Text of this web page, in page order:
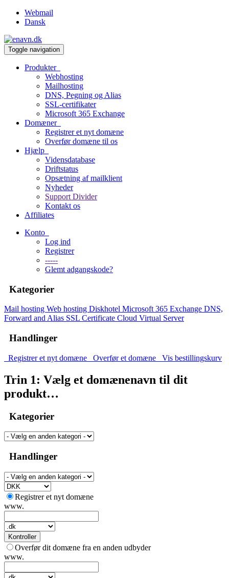
Webmail
Dansk
Toggle navigation
Produkter
Webhosting
Mailhosting
DNS, Pegning og Alias
SSL-certifikater
Microsoft 365 Exchange
Domæner
Registrer et nyt domæne
Overfør domæne til os
Hjælp
Vidensdatabase
Driftstatus
Opsætning af mailklient
Nyheder
Support Divider
Kontakt os
Affiliates
Konto
Log ind
Registrer
-----
Glemt adgangskode?
Kategorier
Mail hosting Web hosting Diskhotel Microsoft 365 Exchange DNS,
Forward and Alias SSL Certificate Cloud Virtual Server
Handlinger
Registrer et nyt domæne Overfør et domæne Vis bestillingskurv
Trin 1: Vælg et domænenavn til dit
produkt…
Kategorier
Handlinger
Registrer et nyt domæne
www.
Kontroller
Overfør dit domæne fra en anden udbyder
www.